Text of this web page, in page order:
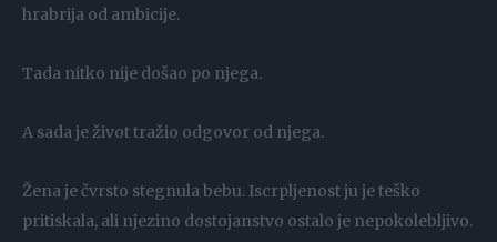
hrabrija od ambicije.
Tada nitko nije došao po njega.
A sada je život tražio odgovor od njega.
Žena je čvrsto stegnula bebu. Iscrpljenost ju je teško
pritiskala, ali njezino dostojanstvo ostalo je nepokolebljivo.